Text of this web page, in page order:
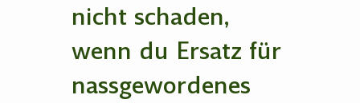
nicht schaden,
wenn du Ersatz für
nassgewordenes